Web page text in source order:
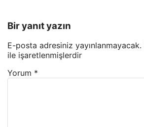
Bir yanıt yazın
E-posta adresiniz yayınlanmayacak.
ile işaretlenmişlerdir
Yorum *